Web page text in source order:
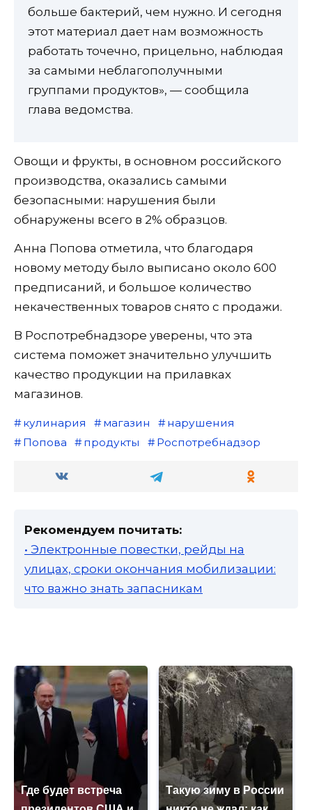
больше бактерий, чем нужно. И сегодня
этот материал дает нам возможность
работать точечно, прицельно, наблюдая
за самыми неблагополучными
группами продуктов», — сообщила
глава ведомства.
Овощи и фрукты, в основном российского
производства, оказались самыми
безопасными: нарушения были
обнаружены всего в 2% образцов.
Анна Попова отметила, что благодаря
новому методу было выписано около 600
предписаний, и большое количество
некачественных товаров снято с продажи.
В Роспотребнадзоре уверены, что эта
система поможет значительно улучшить
качество продукции на прилавках
магазинов.
кулинария магазин
нарушения
Попова
продукты Роспотребнадзор
Рекомендуем почитать:
• Электронные повестки, рейды на
улицах, сроки окончания мобилизации:
что важно знать запасникам
Где будет встреча
Такую зиму в России